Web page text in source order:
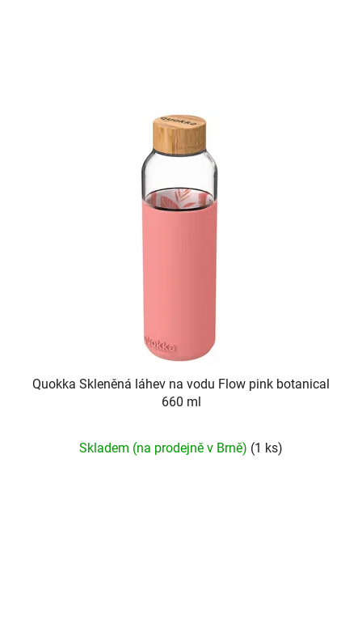
Quokka Skleněná láhev na vodu Flow pink botanical
660 ml
Skladem (na prodejně v Brně) (1 ks)